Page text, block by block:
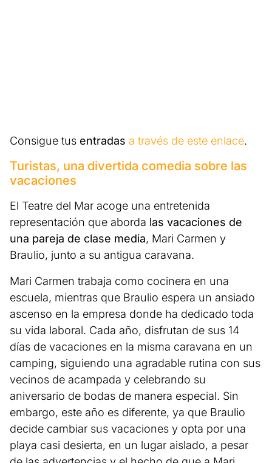
Consigue tus entradas a través de este enlace.
Turistas, una divertida comedia sobre las
vacaciones
El Teatre del Mar acoge una entretenida
representación que aborda las vacaciones de
una pareja de clase media, Mari Carmen y
Braulio, junto a su antigua caravana.
Mari Carmen trabaja como cocinera en una
escuela, mientras que Braulio espera un ansiado
ascenso en la empresa donde ha dedicado toda
su vida laboral. Cada año, disfrutan de sus 14
días de vacaciones en la misma caravana en un
camping, siguiendo una agradable rutina con sus
vecinos de acampada y celebrando su
aniversario de bodas de manera especial. Sin
embargo, este año es diferente, ya que Braulio
decide cambiar sus vacaciones y opta por una
playa casi desierta, en un lugar aislado, a pesar